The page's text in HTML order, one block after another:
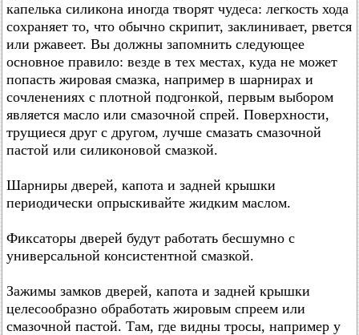
капелька силикона иногда творят чудеса: легкость хода
сохраняет то, что обычно скрипит, заклинивает, рвется
или ржавеет. Вы должны запомнить следующее
основное правило: везде в тех местах, куда не может
попасть жировая смазка, например в шарнирах и
сочленениях с плотной подгонкой, первым выбором
является масло или смазочной спрей. Поверхности,
трущиеся друг с другом, лучше смазать смазочной
пастой или силиконовой смазкой.
Шарниры дверей, капота и задней крышки
периодически опрыскивайте жидким маслом.
Фиксаторы дверей будут работать бесшумно с
универсальной консистентной смазкой.
Зажимы замков дверей, капота и задней крышки
целесообразно обработать жировым спреем или
смазочной пастой. Там, где видны тросы, например у